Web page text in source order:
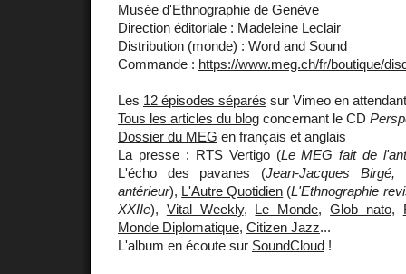
Musée d'Ethnographie de Genève
Direction éditoriale : Madeleine Leclair
Distribution (monde) : Word and Sound
Commande : https://www.meg.ch/fr/boutique/
Les 12 épisodes séparés sur Vimeo en
Tous les articles du blog concernant le CD
Dossier du MEG en français et anglais
La presse : RTSVertigo (Le MEG fait de
L'écho des pavanes (Jean-Jacques Birgé,
antérieur), L'Autre Quotidien (L'Ethnographie
XXIIe), Vital Weekly, Le Monde,Glob nato,
Monde Diplomatique, Citizen Jazz...
L'album en écoute sur SoundCloud !